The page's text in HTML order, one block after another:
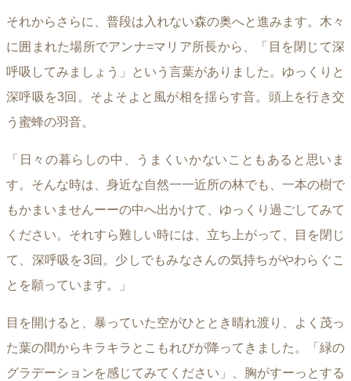
それからさらに、普段は入れない森の奥へと進みます。木々
に囲まれた場所でアンナ=マリア所長から、「目を閉じて深
呼吸してみましょう」という言葉がありました。ゆっくりと
深呼吸を3回。そよそよと風が相を揺らす音。頭上を行き交
う蜜蜂の羽音。
「日々の暮らしの中、うまくいかないこともあると思いま
す。そんな時は、身近な自然一一近所の林でも、一本の樹で
もかまいませんーーの中へ出かけて、ゆっくり過ごしてみて
ください。それすら難しい時には、立ち上がって、目を閉じ
て、深呼吸を3回。少しでもみなさんの気持ちがやわらぐこ
とを願っています。」
目を開けると、暴っていた空がひととき晴れ渡り、よく茂っ
た葉の間からキラキラとこもれびが降ってきました。「緑の
グラデーションを感じてみてください」、胸がすーっとする